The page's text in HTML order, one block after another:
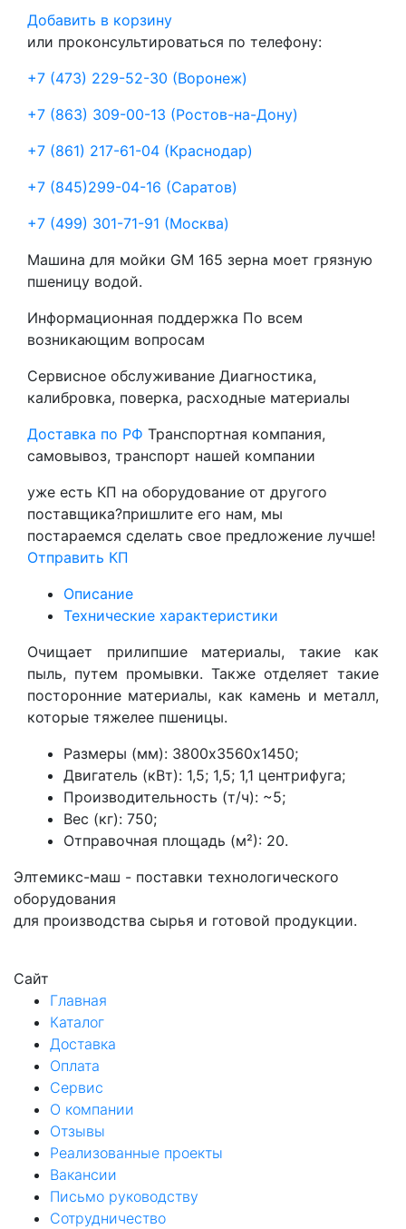
Добавить в корзину
или проконсультироваться по телефону:
+7 (473) 229-52-30 (Воронеж)
+7 (863) 309-00-13 (Ростов-на-Дону)
+7 (861) 217-61-04 (Краснодар)
+7 (845)299-04-16 (Саратов)
+7 (499) 301-71-91 (Москва)
Машина для мойки GM 165 зерна моет грязную
пшеницу водой.
Информационная поддержка По всем
возникающим вопросам
Сервисное обслуживание Диагностика,
калибровка, поверка, расходные материалы
Доставка по РФ Транспортная компания,
самовывоз, транспорт нашей компании
уже есть КП на оборудование от другого
поставщика?пришлите его нам, мы
постараемся сделать свое предложение лучше!
Отправить КП
Описание
Технические характеристики
Очищает прилипшие материалы, такие как
пыль, путем промывки. Также отделяет такие
посторонние материалы, как камень и металл,
которые тяжелее пшеницы.
Размеры (мм): 3800х3560х1450;
Двигатель (кВт): 1,5; 1,5; 1,1 центрифуга;
Производительность (т/ч): ~5;
Вес (кг): 750;
Отправочная площадь (м²): 20.
Элтемикс-маш - поставки технологического
оборудования
для производства сырья и готовой продукции.
Сайт
Главная
Каталог
Доставка
Оплата
Сервис
О компании
Отзывы
Реализованные проекты
Вакансии
Письмо руководству
Сотрудничество